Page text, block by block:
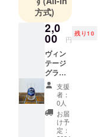
本のみなさ
まにお届け
したいなと
思い、お店
をはじめま
ドイツ在住
の妹と日本
在住の姉の
姉妹で運営
方式)
2,0
00 円
残り10
ヴィン
テージ
グラス
0.2l 2本
セッ
ト
2980 円
(2000円
+ 送料)
支援
者：
0人
お届
け予
定：